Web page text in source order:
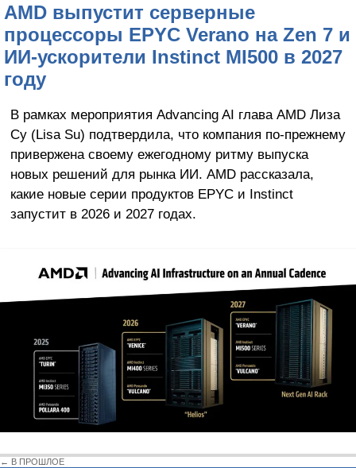
AMD выпустит серверные
процессоры EPYC Verano на Zen 7 и
ИИ-ускорители Instinct MI500 в 2027
году
В рамках мероприятия Advancing AI глава AMD Лиза
Су (Lisa Su) подтвердила, что компания по-прежнему
привержена своему ежегодному ритму выпуска
новых решений для рынка ИИ. AMD рассказала,
какие новые серии продуктов EPYC и Instinct
запустит в 2026 и 2027 годах.
← В ПРОШЛОЕ